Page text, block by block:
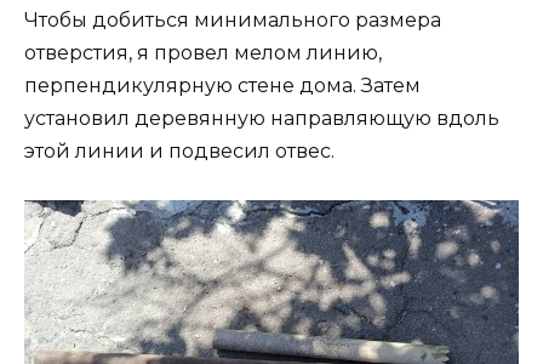
Чтобы добиться минимального размера
отверстия, я провел мелом линию,
перпендикулярную стене дома. Затем
установил деревянную направляющую вдоль
этой линии и подвесил отвес.